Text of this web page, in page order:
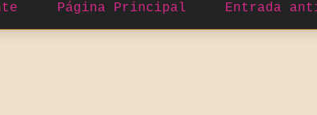
Entrada
Página Principal